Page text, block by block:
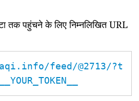
तक पहुंचने के लिए निम्नलिखित URL
feed/@2713/?t